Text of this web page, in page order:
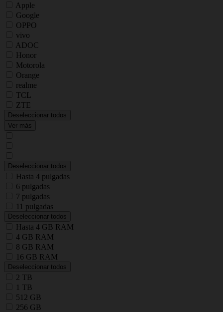
Apple
Google
OPPO
vivo
ADOC
Honor
Motorola
Orange
realme
TCL
ZTE
Deseleccionar todos
Ver más
Deseleccionar todos
Hasta 4 pulgadas
6 pulgadas
7 pulgadas
11 pulgadas
Deseleccionar todos
Hasta 4 GB RAM
4 GB RAM
8 GB RAM
16 GB RAM
Deseleccionar todos
2 TB
1 TB
512 GB
256 GB